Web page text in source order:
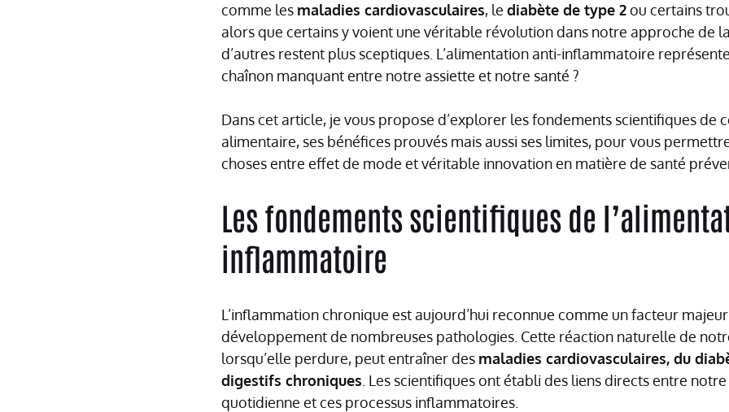
comme les maladies cardiovasculaires, le diabète de type 2ou certains
alors que certains y voient une véritable révolution dans notre approche de
d’autres restent plus sceptiques. L’alimentation anti-inflammatoire
chaînon manquant entre notre assiette et notre santé ?
Dans cet article, je vous propose d’explorer les fondements scientifiques de
alimentaire, ses bénéfices prouvés mais aussi ses limites, pour vous
choses entre effet de mode et véritable innovation en matière de santé
Les fondements scientifiques de
inflammatoire
L’inflammation chronique est aujourd’hui reconnue comme un facteur
développement de nombreuses pathologies. Cette réaction naturelle de
lorsqu’elle perdure, peut entraîner des maladies cardiovasculaires, du
digestifs chroniques . Les scientifiques ont établi des liens directs entre
quotidienne et ces processus inflammatoires.